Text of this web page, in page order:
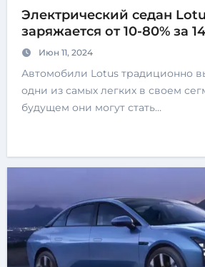
Электрический седан
заряжается от 10-80% за
Июн 11, 2024
Автомобили Lotus традиционно выделяются как
одни из самых легких в своем
будущем они могут стать…